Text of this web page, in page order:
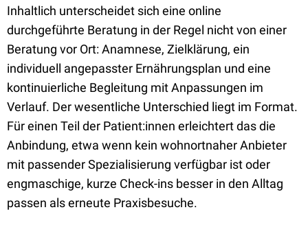
Inhaltlich unterscheidet sich eine online
durchgeführte Beratung in der Regel nicht von einer
Beratung vor Ort: Anamnese, Zielklärung, ein
individuell angepasster Ernährungsplan und eine
kontinuierliche Begleitung mit Anpassungen im
Verlauf. Der wesentliche Unterschied liegt im Format.
Für einen Teil der Patient:innen erleichtert das die
Anbindung, etwa wenn kein wohnortnaher Anbieter
mit passender Spezialisierung verfügbar ist oder
engmaschige, kurze Check-ins besser in den Alltag
passen als erneute Praxisbesuche.